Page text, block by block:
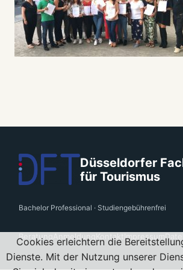
Düsseldorfer
für Tourismus
Bachelor Professional · Studiengebührenfrei
Beratung Anmeldung Kontakt Impressum
Cookies erleichtern die
Dienste. Mit der Nutzung unserer